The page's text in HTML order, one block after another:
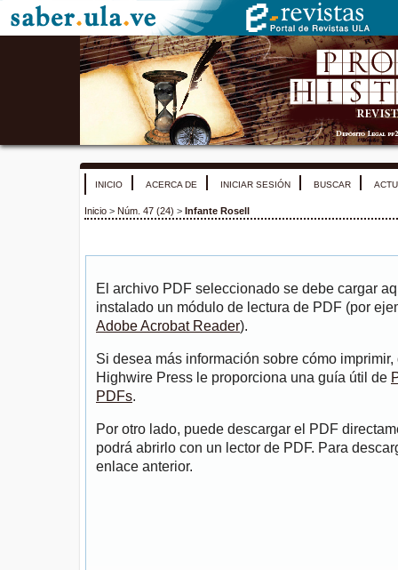
INICIO ACERCA DE INICIAR SESIÓN BUSCAR
Inicio > Núm. 47 (24) > Infante Rosell
El archivo PDF seleccionado se debe cargar
instalado un módulo de lectura de PDF (por
Adobe Acrobat Reader).
Si desea más información sobre cómo
Highwire Press le proporciona una guía útil de
PDFs.
Por otro lado, puede descargar el PDF
podrá abrirlo con un lector de PDF. Para
enlace anterior.